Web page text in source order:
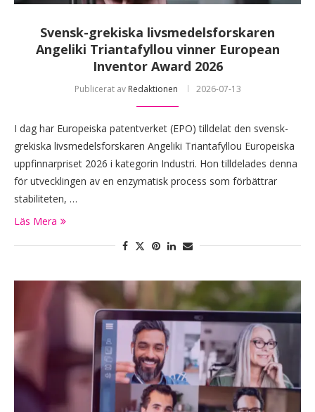
Svensk-grekiska livsmedelsforskaren
Angeliki Triantafyllou vinner European
Inventor Award 2026
Publicerat av Redaktionen 2026-07-13
I dag har Europeiska patentverket (EPO) tilldelat den svensk-
grekiska livsmedelsforskaren Angeliki Triantafyllou Europeiska
uppfinnarpriset 2026 i kategorin Industri. Hon tilldelades denna
för utvecklingen av en enzymatisk process som förbättrar
stabiliteten, …
Läs Mera